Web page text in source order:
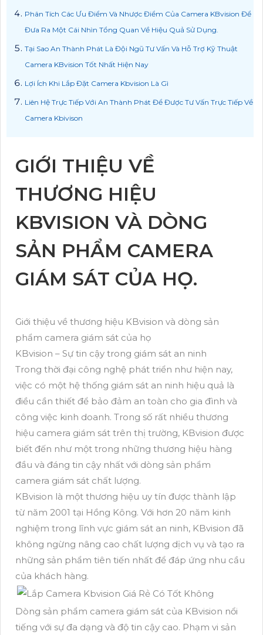
Phân Tích Các Ưu Điểm Và Nhược Điểm Của Camera KBvision Để
Đưa Ra Một Cái Nhìn Tổng Quan Về Hiệu Quả Sử Dụng.
Tại Sao An Thành Phát Là Đội Ngũ Tư Vấn Và Hỗ Trợ Kỹ Thuật
Camera KBvision Tốt Nhất Hiện Nay
Lợi Ích Khi Lắp Đặt Camera Kbvision Là Gì
Liên Hệ Trực Tiếp Với An Thành Phát Để Được Tư Vấn Trực Tiếp Về
Camera Kbivison
GIỚI THIỆU VỀ
THƯƠNG HIỆU
KBVISION VÀ DÒNG
SẢN PHẨM CAMERA
GIÁM SÁT CỦA HỌ.
Giới thiệu về thương hiệu KBvision và dòng sản
phẩm camera giám sát của họ
KBvision – Sự tin cậy trong giám sát an ninh
Trong thời đại công nghệ phát triển như hiện nay,
việc có một hệ thống giám sát an ninh hiệu quả là
điều cần thiết để bảo đảm an toàn cho gia đình và
công việc kinh doanh. Trong số rất nhiều thương
hiệu camera giám sát trên thị trường, KBvision được
biết đến như một trong những thương hiệu hàng
đầu và đáng tin cậy nhất với dòng sản phẩm
camera giám sát chất lượng.
KBvision là một thương hiệu uy tín được thành lập
từ năm 2001 tại Hồng Kông. Với hơn 20 năm kinh
nghiệm trong lĩnh vực giám sát an ninh, KBvision đã
không ngừng nâng cao chất lượng dịch vụ và tạo ra
những sản phẩm tiên tiến nhất để đáp ứng nhu cầu
của khách hàng.
Dòng sản phẩm camera giám sát của KBvision nổi
tiếng với sự đa dạng và độ tin cậy cao. Phạm vi sản